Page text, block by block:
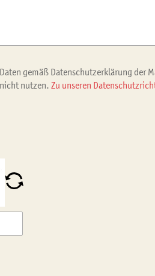
gemäß Datenschutzerklärung der
nutzen. Zu unseren